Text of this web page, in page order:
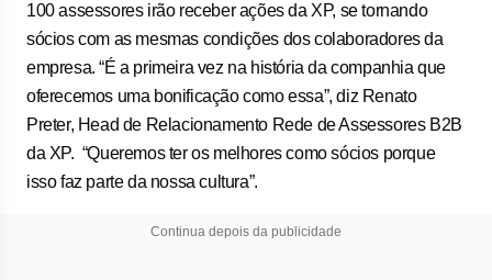
100 assessores irão receber ações da XP, se tornando
sócios com as mesmas condições dos colaboradores da
empresa. “É a primeira vez na história da companhia que
oferecemos uma bonificação como essa”, diz Renato
Preter, Head de Relacionamento Rede de Assessores B2B
da XP. “Queremos ter os melhores como sócios porque
isso faz parte da nossa cultura”.
Continua depois da publicidade